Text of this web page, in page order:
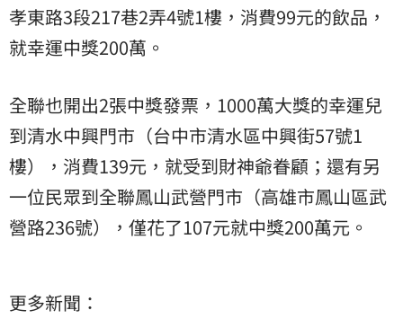
孝東路3段217巷2弄4號1樓，消費99元的飲品，
就幸運中獎200萬。
全聯也開出2張中獎發票，1000萬大獎的幸運兒
到清水中興門市（台中市清水區中興街57號1
樓），消費139元，就受到財神爺眷顧；還有另
一位民眾到全聯鳳山武營門市（高雄市鳳山區武
營路236號），僅花了107元就中獎200萬元。
更多新聞：